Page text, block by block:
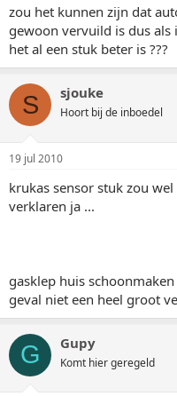
zou het kunnen zijn dat
gewoon vervuild is dus als
het al een stuk beter is ???
S sjouke
Hoort bij de inboedel
19 jul 2010
krukas sensor stuk zou
verklaren ja ...
gasklep huis
geval niet een heel groot
G Gupy
Komt hier geregeld